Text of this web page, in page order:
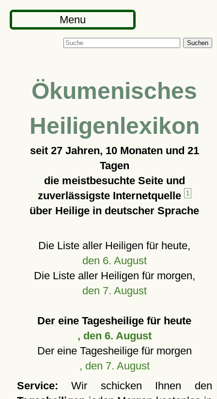
Menu
Suchen
Ökumenisches
Heiligenlexikon
seit 27 Jahren, 10 Monaten und 21
Tagen
die meistbesuchte Seite und
zuverlässigste Internetquelle
1
über Heilige in deutscher Sprache
Die Liste aller Heiligen für heute,
den 6. August
Die Liste aller Heiligen für morgen,
den 7. August
Der eine Tagesheilige für heute
, den 6. August
Der eine Tagesheilige für morgen
, den 7. August
Service: Wir schicken Ihnen den